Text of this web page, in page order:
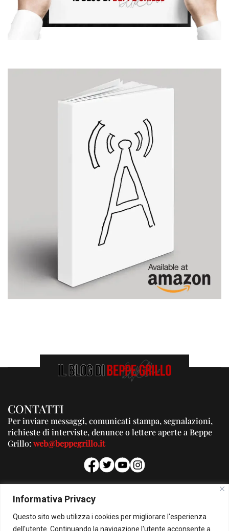
Informativa Privacy
Questo sito web utilizza i cookies per migliorare l'esperienza
dell'utente. Continuando la navigazione l'utente acconsente a
CONTATTI
Per inviare messaggi, comunicati stampa, segnalazioni,
richieste di interviste, denunce o lettere aperte a Beppe
Grillo:web@beppegrillo.it
PUBBLICITA'
Per la tua pubblicità su questo Blog:
pubblicita@beppegrillo.it